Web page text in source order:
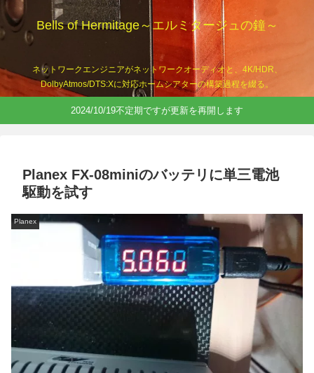
Bells of Hermitage～エルミタージュの鐘～
ネットワークエンジニアがネットワークオーディオと、4K/HDR、
DolbyAtmos/DTS:Xに対応ホームシアターの構築過程を綴る。
2024/10/19不定期ですが更新を再開します
Planex FX-08miniのバッテリに単三電池
駆動を試す
Planex